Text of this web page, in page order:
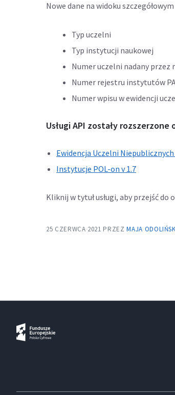
Nowe dane na widoku
Typ uczelni
Typ instytucji naukowej
Numer uczelni nadany przez
Numer rejestru instytutów
Numer wpisu w ewidencji
Usługi API zostały
Ewidencja Uczelni Niepublicznych
Instytucje POL-on v 1.7
Kliknij w tytuł usługi, aby przejść do
25 CZERWCA 2021 PRZEZMAJA